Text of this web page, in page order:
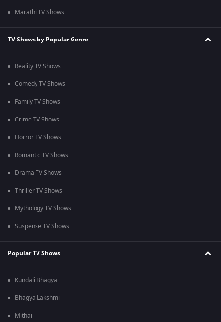
Marathi TV Shows
TV Shows by Popular Genre
Reality TV Shows
Comedy TV Shows
Family TV Shows
Crime TV Shows
Horror TV Shows
Romantic TV Shows
Drama TV Shows
Thriller TV Shows
Mythology TV Shows
Suspense TV Shows
Popular TV Shows
Kundali Bhagya
Bhagya Lakshmi
Mithai